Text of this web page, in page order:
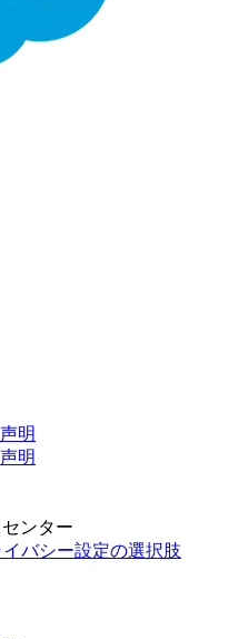
明
明
ンター
バシー設定の選択肢